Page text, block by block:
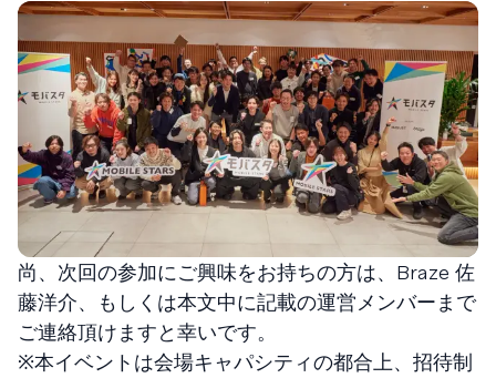
尚、次回の参加にご興味をお持ちの方は、Braze 佐
藤洋介、もしくは本文中に記載の運営メンバーまで
ご連絡頂けますと幸いです。
※本イベントは会場キャパシティの都合上、招待制